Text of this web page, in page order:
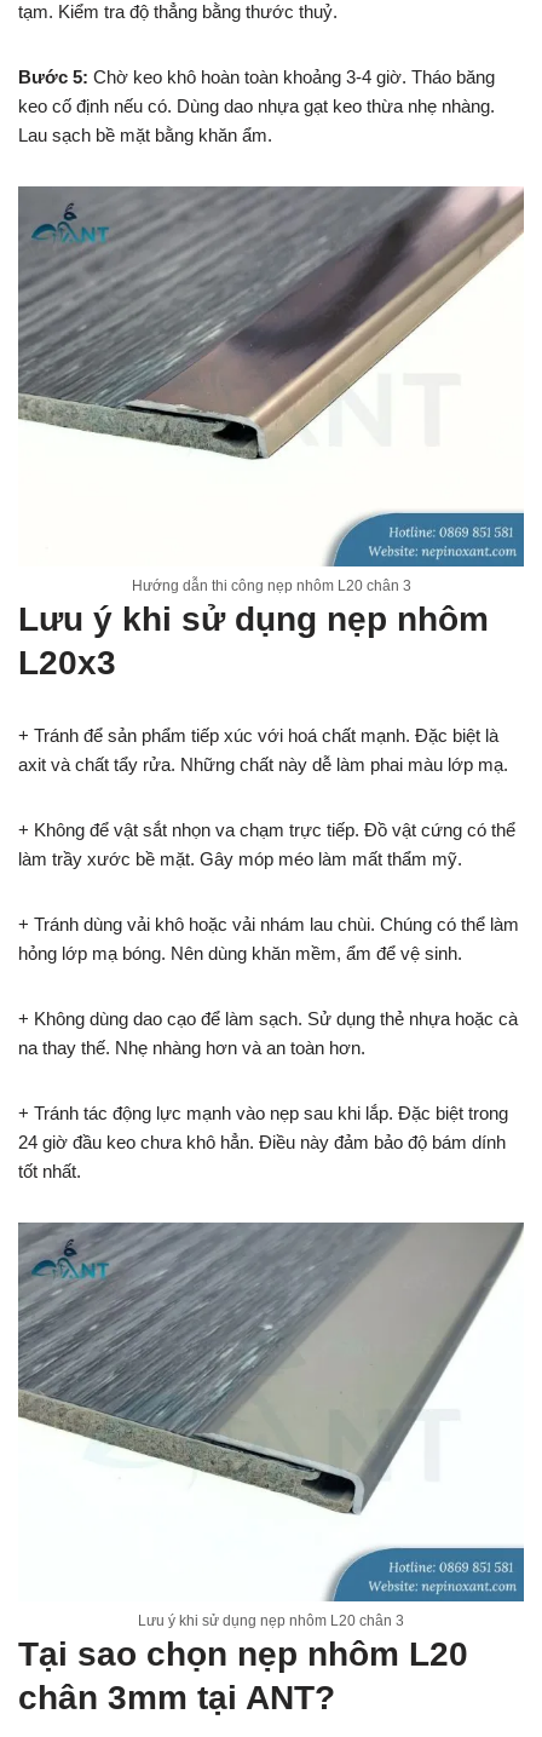
tạm. Kiểm tra độ thẳng bằng thước thuỷ.
Bước 5: Chờ keo khô hoàn toàn khoảng 3-4 giờ. Tháo băng
keo cố định nếu có. Dùng dao nhựa gạt keo thừa nhẹ nhàng.
Lau sạch bề mặt bằng khăn ẩm.
Hướng dẫn thi công nẹp nhôm L20 chân 3
Lưu ý khi sử dụng nẹp nhôm
L20x3
+ Tránh để sản phẩm tiếp xúc với hoá chất mạnh. Đặc biệt là
axit và chất tẩy rửa. Những chất này dễ làm phai màu lớp mạ.
+ Không để vật sắt nhọn va chạm trực tiếp. Đồ vật cứng có thể
làm trầy xước bề mặt. Gây móp méo làm mất thẩm mỹ.
+ Tránh dùng vải khô hoặc vải nhám lau chùi. Chúng có thể làm
hỏng lớp mạ bóng. Nên dùng khăn mềm, ẩm để vệ sinh.
+ Không dùng dao cạo để làm sạch. Sử dụng thẻ nhựa hoặc cà
na thay thế. Nhẹ nhàng hơn và an toàn hơn.
+ Tránh tác động lực mạnh vào nẹp sau khi lắp. Đặc biệt trong
24 giờ đầu keo chưa khô hẳn. Điều này đảm bảo độ bám dính
tốt nhất.
Lưu ý khi sử dụng nẹp nhôm L20 chân 3
Tại sao chọn nẹp nhôm L20
chân 3mm tại ANT?